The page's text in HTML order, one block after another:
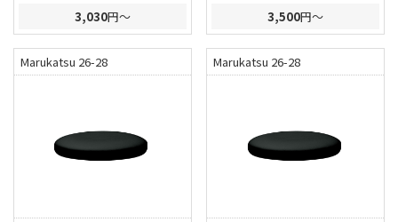
3,030円～ 3,500円～
Marukatsu 26-28 Marukatsu 26-28